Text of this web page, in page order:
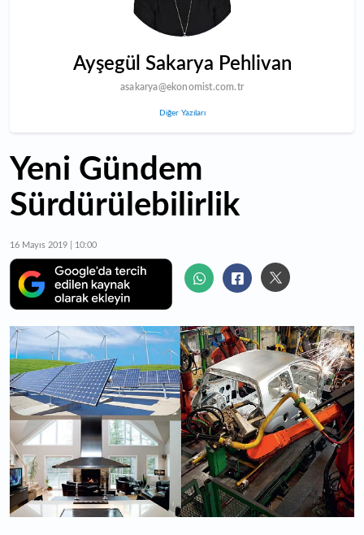
Ayşegül Sakarya Pehlivan
asakarya@ekonomist.com.tr
Diğer Yazıları
Yeni Gündem
Sürdürülebilirlik
16 Mayıs 2019 | 10:00